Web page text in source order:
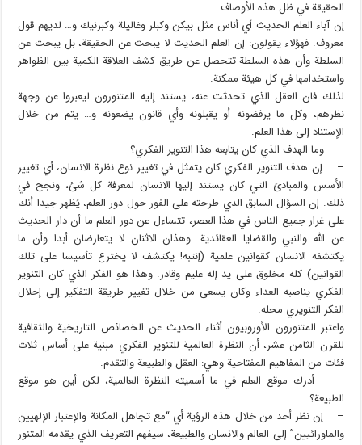
الحقيقة في ظل هذه الأوصاف.
إن آباء العلم الحديث أي أناس مثل بيكن وكبلر وغاليلة وكبرنيك و… لديهم قول
معروف. فهؤلاء يقولون: إن العلم الحديث لا يبحث عن الحقيقة، بل يبحث عن
السلطة وأن هذه السلطة تتحصل عن طريق كشف العلاقة الكمية بين الظواهر
واستخدامها في كل هيئة ممكنة.
لذلك فان العقل الذي تحدثت عنه، يستند إليه المتنورون ليعبروا عن وجهة
نظرهم، وكل ما يرفضونه أو يقبلونه وأي قانون يضعونه و… يتم من خلال
الإستناد إلى هذا العلم.
– وما الهدف الذي كان يتابعه هذا التنوير الفكري؟
– إن هدف التنوير الفكري كان يتمثل في تغيير نوع نظرة الانسان، أي تغيير
الأسس والمبادئ التي كان يستند إليها الانسان لمعرفة كل شئ، ونجح في
ذلك. إن السؤال السابق الذي طرحته على الفور حول دور العلم، يُظهر جيدا أنك
على غرار جميع الناس في هذا العصر، تتساءل عن دور العلم ما أن دار الحديث
عن الله والنبي والقضايا العقائدية. وهذان الاثنان لا يتعارضان أبدا وأن ما
يكتشفه الانسان كقوانين علمية (إنتبه! يكتشف لا يخترع تأسيسا على تلك
القوانين) كله مخلوق على يد إله عليم وقادر. وهذا هو الفكر الذي كان التنوير
الفكري يناصبه العداء وكان يسعى من خلال تغيير طريقة التفكير إلى إحلال
الفكر التنويري محله.
واعتبر المتنورون الأوروبيون أثناء الحديث عن الخصائص التاريخية والثقافية
للقرن الثامن عشر، أن النظرة العالمية للتنوير الفكري مبنية على أساس ثلاث
فئات من المفاهيم المفتاحية وهي: العقل والطبيعة والتقدم.
– أدرك موقع العلم في ما أسميته النظرة العالمية، لكن أين هو موقع
الطبيعة؟
– إن نظر أحد من خلال هذه الرؤية أي “مع تجاهل المكانة والإعتبار الإلهيين
والماورائيين” إلى العالم والانسان والطبيعة، سيفهم التعريف الذي يقدمه المتنور